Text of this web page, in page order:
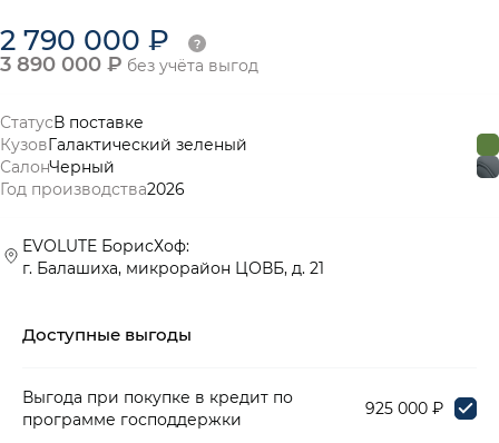
2 790 000 ₽
3 890 000 ₽ без учёта выгод
СтатусВ поставке
КузовГалактический зеленый
СалонЧерный
Год производства2026
EVOLUTE БорисХоф:
г. Балашиха, микрорайон ЦОВБ, д. 21
Доступные выгоды
Выгода при покупке в кредит по
программе господдержки
925 000 ₽